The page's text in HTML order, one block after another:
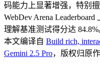
码能力上显著增强，特别
WebDev Arena
理解基准测试得分达 84.8%
本文编译自 Build rich,
Gemini 2.5 Pro，版权归原